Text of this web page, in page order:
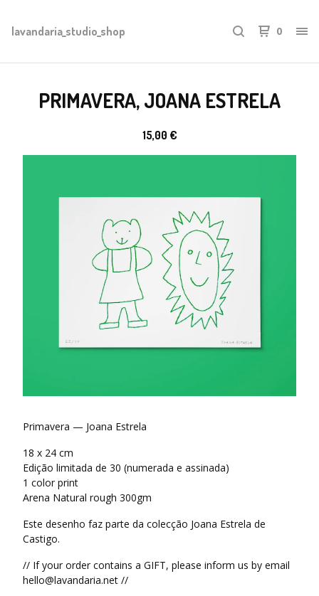
lavandaria_studio_shop 0
PRIMAVERA, JOANA ESTRELA
15,00 €
Primavera — Joana Estrela
18 x 24 cm
Edição limitada de 30 (numerada e assinada)
1 color print
Arena Natural rough 300gm
Este desenho faz parte da colecção Joana Estrela de
Castigo.
// If your order contains a GIFT, please inform us by email
hello@lavandaria.net //